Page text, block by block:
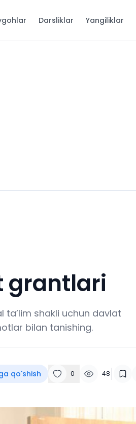
Darsliklar Yangiliklar
grantlari
ta’lim shakli uchun davlat
bilan tanishing.
qo'shish 0 48